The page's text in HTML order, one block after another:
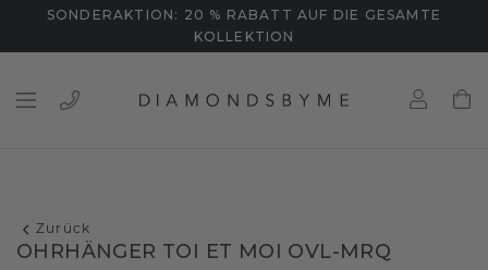
SONDERAKTION: 20 % RABATT AUF DIE GESAMTE
KOLLEKTION
Zurück
OHRHÄNGER TOI ET MOI OVL-MRQ